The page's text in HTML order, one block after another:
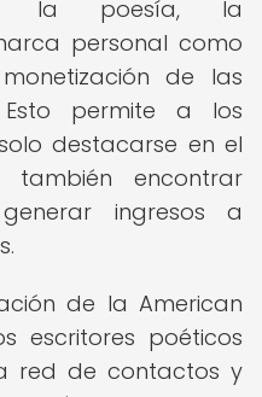
la poesía, la
personal como
de las
Esto permite a los
destacarse en el
también encontrar
ingresos a
de la American
escritores poéticos
red de contactos y